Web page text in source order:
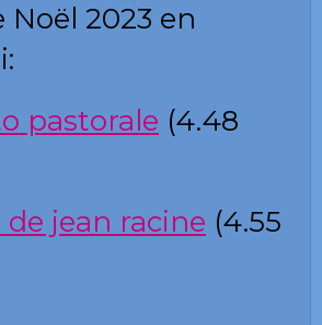
2023 en
pastorale (4.48
de jean racine (4.55